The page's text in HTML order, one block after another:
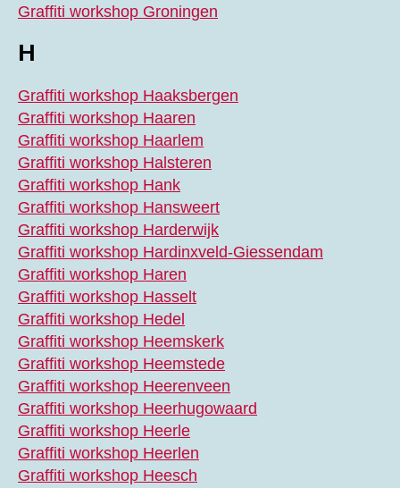
Graffiti workshop Groningen
H
Graffiti workshop Haaksbergen
Graffiti workshop Haaren
Graffiti workshop Haarlem
Graffiti workshop Halsteren
Graffiti workshop Hank
Graffiti workshop Hansweert
Graffiti workshop Harderwijk
Graffiti workshop Hardinxveld-Giessendam
Graffiti workshop Haren
Graffiti workshop Hasselt
Graffiti workshop Hedel
Graffiti workshop Heemskerk
Graffiti workshop Heemstede
Graffiti workshop Heerenveen
Graffiti workshop Heerhugowaard
Graffiti workshop Heerle
Graffiti workshop Heerlen
Graffiti workshop Heesch